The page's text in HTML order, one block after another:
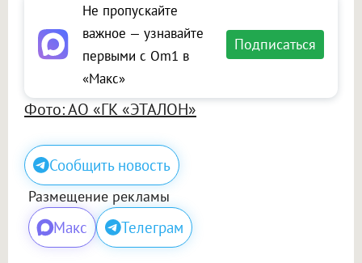
Не пропускайте
важное — узнавайте
первыми с Om1 в
«Макс»
Подписаться
Фото: АО «ГК «ЭТАЛОН»
Сообщить новость
Размещение рекламы
Макс Телеграм